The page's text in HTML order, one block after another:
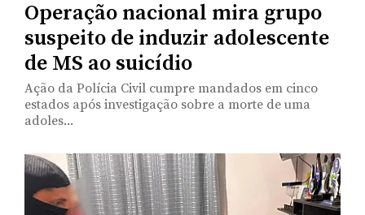
Operação nacional mira grupo
suspeito de induzir adolescente
de MS ao suicídio
Ação da Polícia Civil cumpre mandados em cinco
estados após investigação sobre a morte de uma
adoles...